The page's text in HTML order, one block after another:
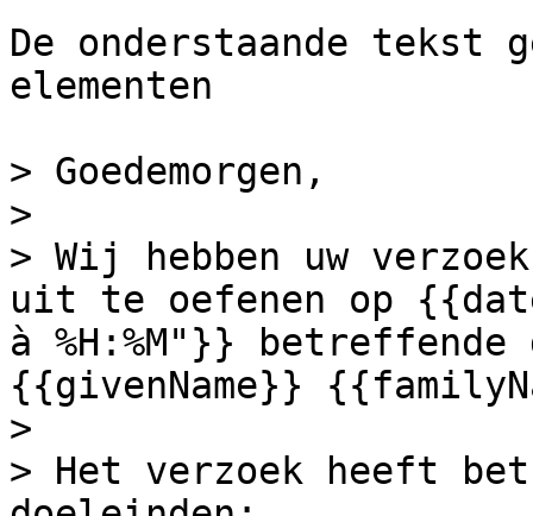
De onderstaande tekst
elementen
> Goedemorgen,
>
> Wij hebben uw
uit te oefenen op
à %H:%M"}} betreffende
{{givenName}}
>
> Het verzoek heeft